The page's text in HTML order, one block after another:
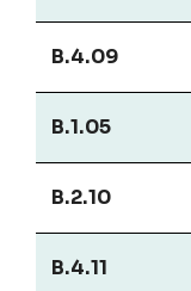
B.4.09
B.1.05
B.2.10
B.4.11